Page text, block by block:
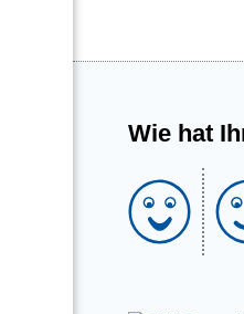
Wie hat